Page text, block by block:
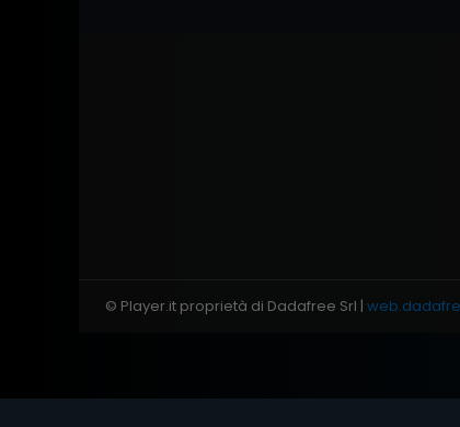
© Player.it proprietà di Dadafree Srl |